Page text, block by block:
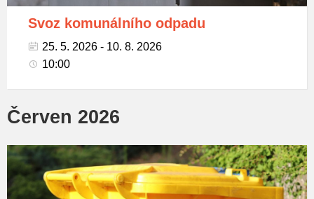
Svoz komunálního odpadu
25. 5. 2026 - 10. 8. 2026
10:00
Červen 2026
Popelnice
na
tříděný